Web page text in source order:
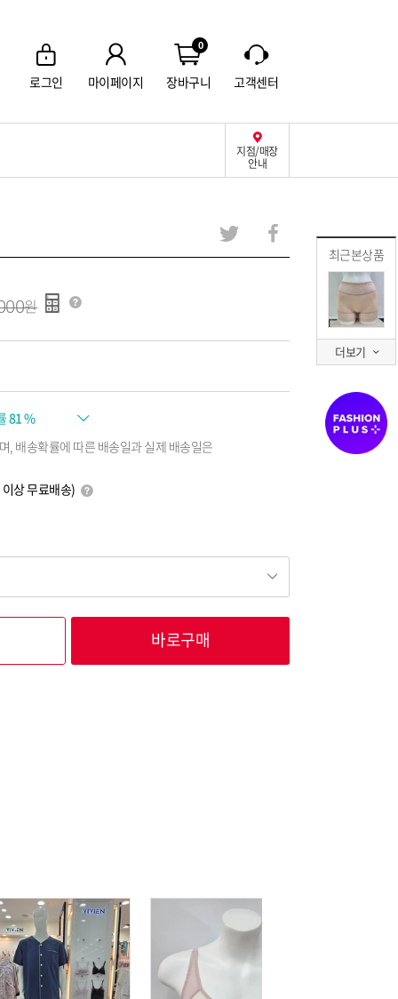
로그인 마이페이지
0
장바구니 고객센터
지점/매장
안내
최근본상품
더보기
81 %
, 배송확률에 따른 배송일과 실제 배송일은
상 무료배송)
21,750
바로구매